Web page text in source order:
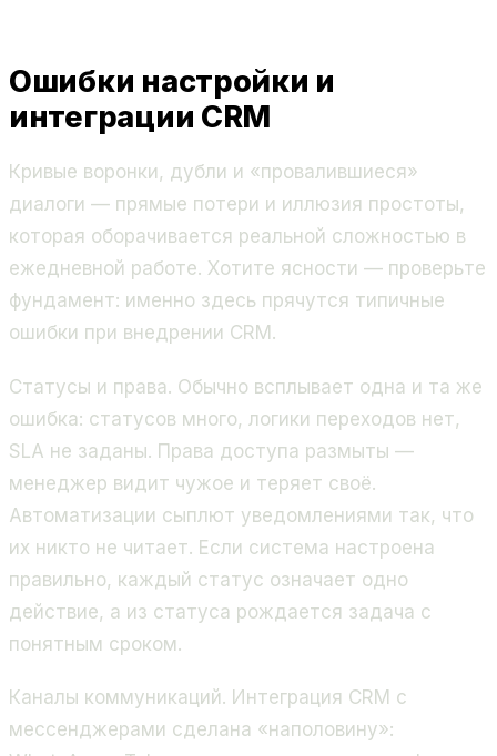
Ошибки настройки и
интеграции CRM
Кривые воронки, дубли и «провалившиеся»
диалоги — прямые потери и иллюзия простоты,
которая оборачивается реальной сложностью в
ежедневной работе. Хотите ясности — проверьте
фундамент: именно здесь прячутся типичные
ошибки при внедрении CRM.
Статусы и права. Обычно всплывает одна и та же
ошибка: статусов много, логики переходов нет,
SLA не заданы. Права доступа размыты —
менеджер видит чужое и теряет своё.
Автоматизации сыплют уведомлениями так, что
их никто не читает. Если система настроена
правильно, каждый статус означает одно
действие, а из статуса рождается задача с
понятным сроком.
Каналы коммуникаций. Интеграция CRM с
мессенджерами сделана «наполовину»: